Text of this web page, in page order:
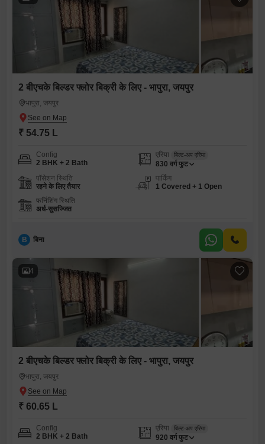
2 बीएचके बिल्डर फ्लोर बिक्री के लिए - भापुरा, जयपुर
भापुरा, जयपुर
₹ 54.75 L
Config
2 BHK + 2 Bath
एरिया बिल्ट-अप एरिया
830 वर्ग फुट
पॉसेशन स्थिति
रहने के लिए तैयार
पार्किंग
1 Covered + 1 Open
फर्निशिंग स्थिति
अर्ध-सुसज्जित
B बिना
4
2 बीएचके बिल्डर फ्लोर बिक्री के लिए - भापुरा, जयपुर
भापुरा, जयपुर
₹ 60.65 L
Config
2 BHK + 2 Bath
एरिया बिल्ट-अप एरिया
920 वर्ग फुट